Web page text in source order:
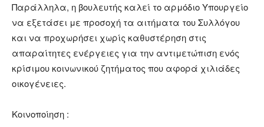
Παράλληλα, η βουλευτής καλεί το αρμόδιο Υπουργείο
να εξετάσει με προσοχή τα αιτήματα του Συλλόγου
και να προχωρήσει χωρίς καθυστέρηση στις
απαραίτητες ενέργειες για την αντιμετώπιση ενός
κρίσιμου κοινωνικού ζητήματος που αφορά χιλιάδες
οικογένειες.
Κοινοποίηση :